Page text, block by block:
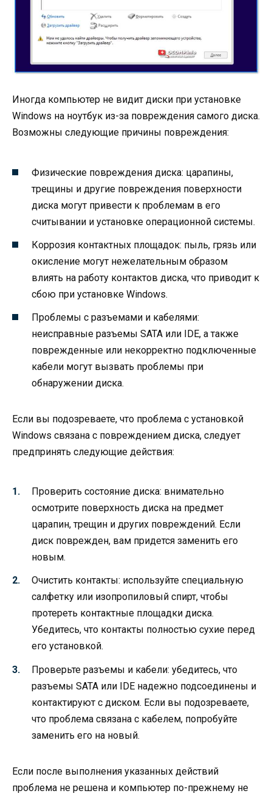
Иногда компьютер не видит диски при установке
Windows на ноутбук из-за повреждения самого диска.
Возможны следующие причины повреждения:
Физические повреждения диска: царапины,
трещины и другие повреждения поверхности
диска могут привести к проблемам в его
считывании и установке операционной системы.
Коррозия контактных площадок: пыль, грязь или
окисление могут нежелательным образом
влиять на работу контактов диска, что приводит к
сбою при установке Windows.
Проблемы с разъемами и кабелями:
неисправные разъемы SATA или IDE, а также
поврежденные или некорректно подключенные
кабели могут вызвать проблемы при
обнаружении диска.
Если вы подозреваете, что проблема с установкой
Windows связана с повреждением диска, следует
предпринять следующие действия:
Проверить состояние диска: внимательно
осмотрите поверхность диска на предмет
царапин, трещин и других повреждений. Если
диск поврежден, вам придется заменить его
новым.
Очистить контакты: используйте специальную
салфетку или изопропиловый спирт, чтобы
протереть контактные площадки диска.
Убедитесь, что контакты полностью сухие перед
его установкой.
Проверьте разъемы и кабели: убедитесь, что
разъемы SATA или IDE надежно подсоединены и
контактируют с диском. Если вы подозреваете,
что проблема связана с кабелем, попробуйте
заменить его на новый.
Если после выполнения указанных действий
проблема не решена и компьютер по-прежнему не